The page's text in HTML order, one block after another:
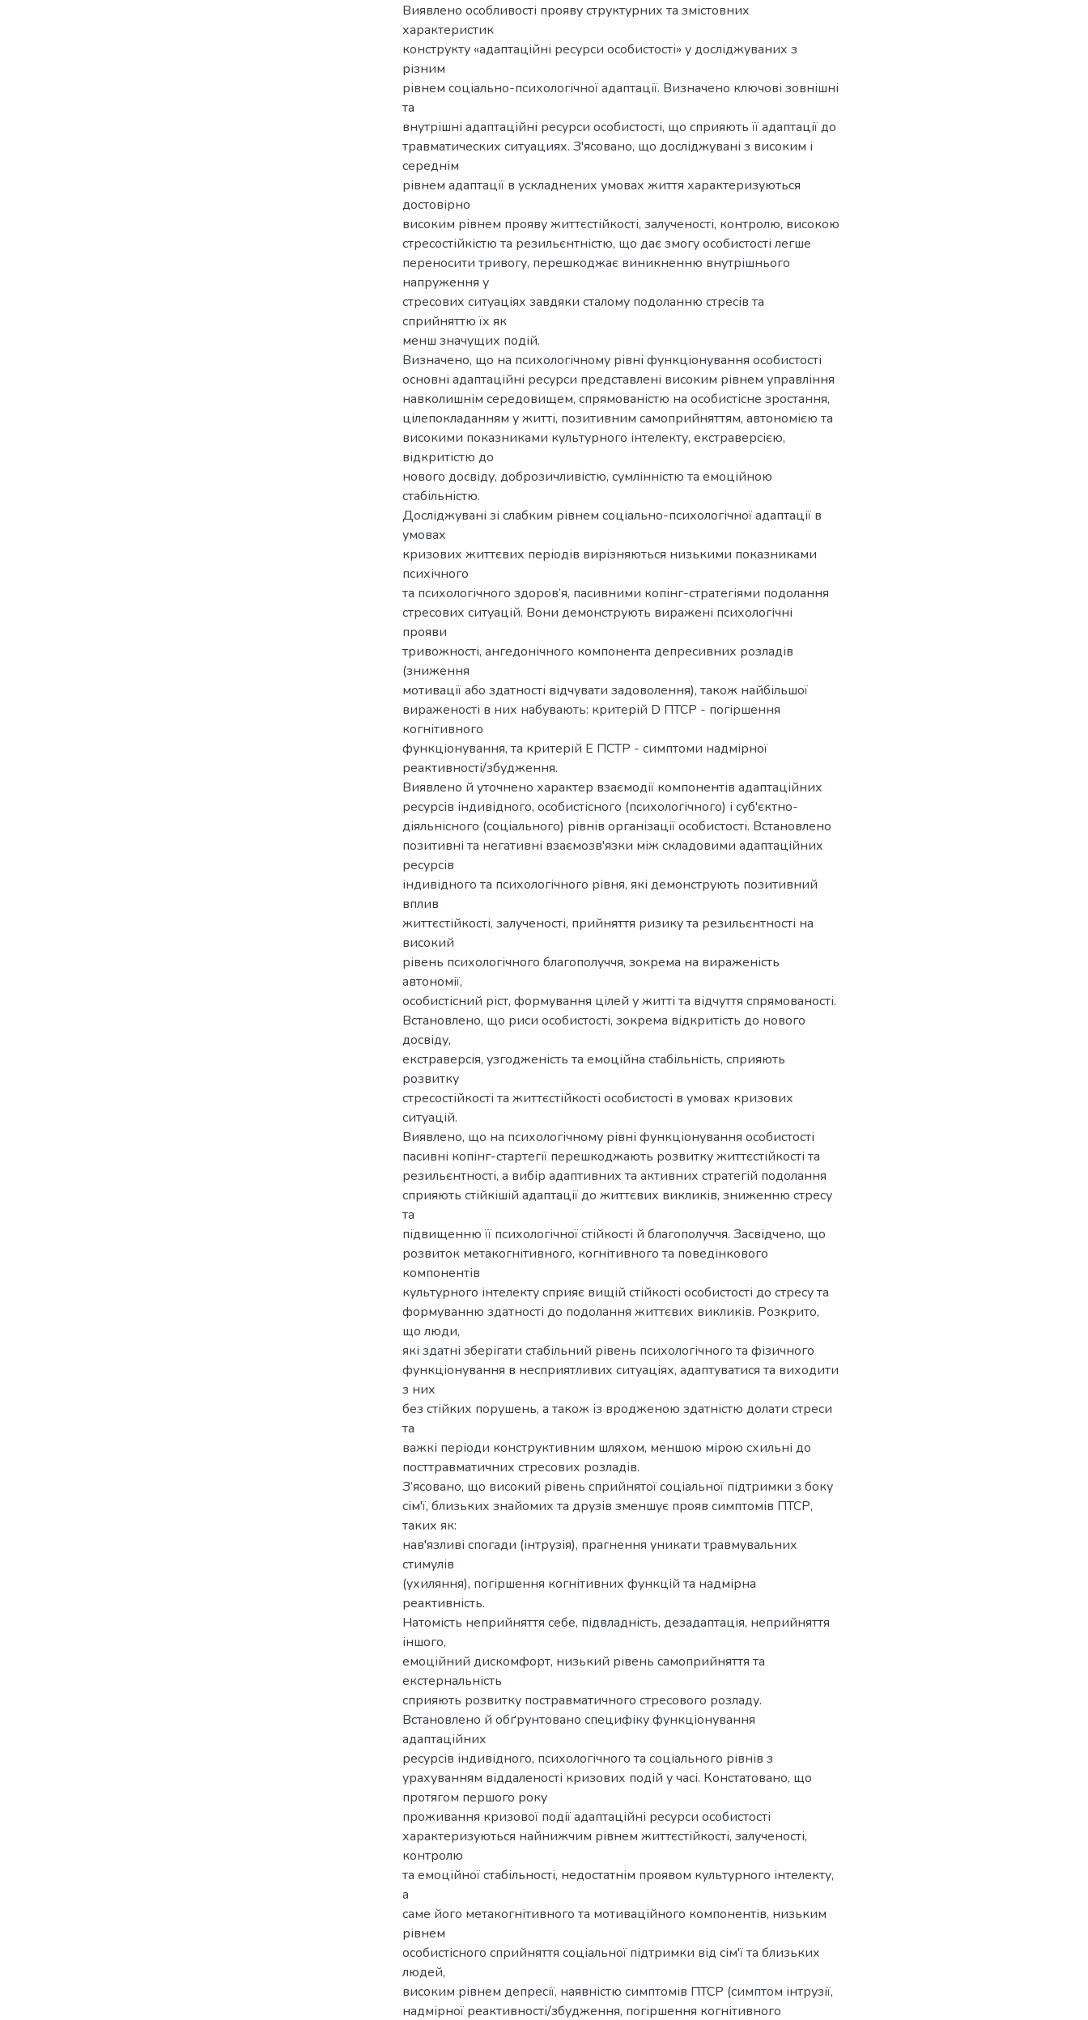
Виявлено особливості прояву структурних та змістовних
характеристик
конструкту «адаптаційні ресурси особистості» у досліджуваних з
різним
рівнем соціально-психологічної адаптації. Визначено ключові зовнішні
та
внутрішні адаптаційні ресурси особистості, що сприяють її адаптації до
травматических ситуациях. З'ясовано, що досліджувані з високим і
середнім
рівнем адаптації в ускладнених умовах життя характеризуються
достовірно
високим рівнем прояву життєстійкості, залученості, контролю, високою
стресостійкістю та резильєнтністю, що дає змогу особистості легше
переносити тривогу, перешкоджає виникненню внутрішнього
напруження у
стресових ситуаціях завдяки сталому подоланню стресів та
сприйняттю їх як
менш значущих подій.
Визначено, що на психологічному рівні функціонування особистості
основні адаптаційні ресурси представлені високим рівнем управління
навколишнім середовищем, спрямованістю на особистісне зростання,
цілепокладанням у житті, позитивним самоприйняттям, автономією та
високими показниками культурного інтелекту, екстраверсією,
відкритістю до
нового досвіду, доброзичливістю, сумлінністю та емоційною
стабільністю.
Досліджувані зі слабким рівнем соціально-психологічної адаптації в
умовах
кризових життєвих періодів вирізняються низькими показниками
психічного
та психологічного здоров’я, пасивними копінг-стратегіями подолання
стресових ситуацій. Вони демонструють виражені психологічні
прояви
тривожності, ангедонічного компонента депресивних розладів
(зниження
мотивації або здатності відчувати задоволення), також найбільшої
вираженості в них набувають: критерій D ПТСР - погіршення
когнітивного
функціонування, та критерій Е ПСТР - симптоми надмірної
реактивності/збудження.
Виявлено й уточнено характер взаємодії компонентів адаптаційних
ресурсів індивідного, особистісного (психологічного) і суб'єктно-
діяльнісного (соціального) рівнів організації особистості. Встановлено
позитивні та негативні взаємозв'язки між складовими адаптаційних
ресурсів
індивідного та психологічного рівня, які демонструють позитивний
вплив
життєстійкості, залученості, прийняття ризику та резильєнтності на
високий
рівень психологічного благополуччя, зокрема на вираженість
автономії,
особистісний ріст, формування цілей у житті та відчуття спрямованості.
Встановлено, що риси особистості, зокрема відкритість до нового
досвіду,
екстраверсія, узгодженість та емоційна стабільність, сприяють
розвитку
стресостійкості та життєстійкості особистості в умовах кризових
ситуацій.
Виявлено, що на психологічному рівні функціонування особистості
пасивні копінг-стартегії перешкоджають розвитку життєстійкості та
резильєнтності, а вибір адаптивних та активних стратегій подолання
сприяють стійкішій адаптації до життєвих викликів, зниженню стресу
та
підвищенню її психологічної стійкості й благополуччя. Засвідчено, що
розвиток метакогнітивного, когнітивного та поведінкового
компонентів
культурного інтелекту сприяє вищій стійкості особистості до стресу та
формуванню здатності до подолання життєвих викликів. Розкрито,
що люди,
які здатні зберігати стабільний рівень психологічного та фізичного
функціонування в несприятливих ситуаціях, адаптуватися та виходити
з них
без стійких порушень, а також із вродженою здатністю долати стреси
та
важкі періоди конструктивним шляхом, меншою мірою схильні до
посттравматичних стресових розладів.
З’ясовано, що високий рівень сприйнятої соціальної підтримки з боку
сім'ї, близьких знайомих та друзів зменшує прояв симптомів ПТСР,
таких як:
нав'язливі спогади (інтрузія), прагнення уникати травмувальних
стимулів
(ухиляння), погіршення когнітивних функцій та надмірна
реактивність.
Натомість неприйняття себе, підвладність, дезадаптація, неприйняття
іншого,
емоційний дискомфорт, низький рівень самоприйняття та
екстернальність
сприяють розвитку постравматичного стресового розладу.
Встановлено й обґрунтовано специфіку функціонування
адаптаційних
ресурсів індивідного, психологічного та соціального рівнів з
урахуванням віддаленості кризових подій у часі. Констатовано, що
протягом першого року
проживання кризової події адаптаційні ресурси особистості
характеризуються найнижчим рівнем життєстійкості, залученості,
контролю
та емоційної стабільності, недостатнім проявом культурного інтелекту,
а
саме його метакогнітивного та мотиваційного компонентів, низьким
рівнем
особистісного сприйняття соціальної підтримки від сім'ї та близьких
людей,
високим рівнем депресії, наявністю симптомів ПТСР (симптом інтрузії,
надмірної реактивності/збудження, погіршення когнітивного